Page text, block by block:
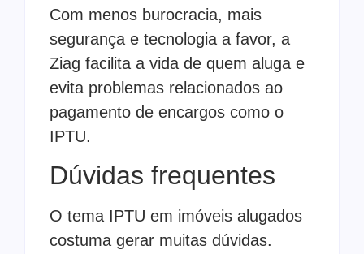
Com menos burocracia, mais
segurança e tecnologia a favor, a
Ziag facilita a vida de quem aluga e
evita problemas relacionados ao
pagamento de encargos como o
IPTU.
Dúvidas frequentes
O tema IPTU em imóveis alugados
costuma gerar muitas dúvidas.